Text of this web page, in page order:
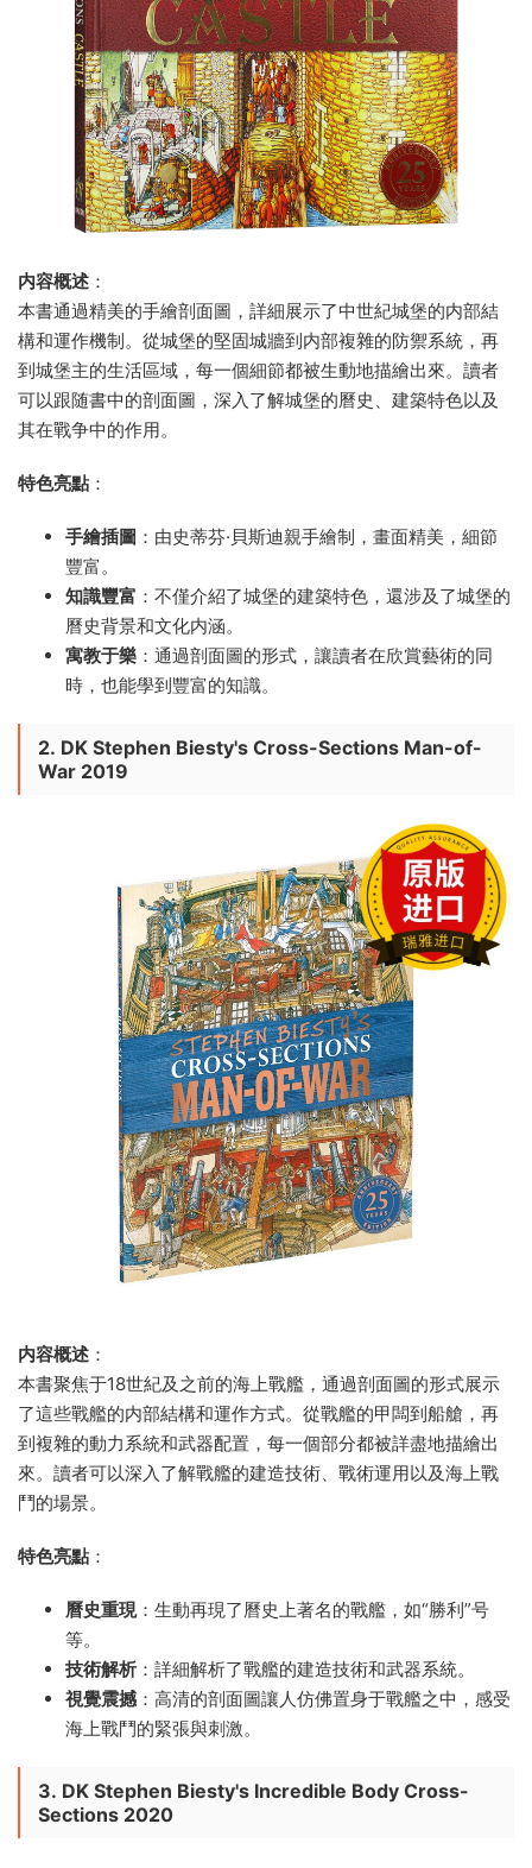
内容概述 ：
本書通過精美的手繪剖面圖，詳細展示了中世紀城堡的内部結
構和運作機制。從城堡的堅固城牆到内部複雜的防禦系統，再
到城堡主的生活區域，每一個細節都被生動地描繪出來。讀者
可以跟随書中的剖面圖，深入了解城堡的曆史、建築特色以及
其在戰争中的作用。
特色亮點 ：
手繪插圖 ：由史蒂芬·貝斯迪親手繪制，畫面精美，細節
豐富。
知識豐富 ：不僅介紹了城堡的建築特色，還涉及了城堡的
曆史背景和文化内涵。
寓教于樂 ：通過剖面圖的形式，讓讀者在欣賞藝術的同
時，也能學到豐富的知識。
2. DK Stephen Biesty's Cross-Sections Man-of-
War 2019
内容概述 ：
本書聚焦于18世紀及之前的海上戰艦，通過剖面圖的形式展示
了這些戰艦的内部結構和運作方式。從戰艦的甲闆到船艙，再
到複雜的動力系統和武器配置，每一個部分都被詳盡地描繪出
來。讀者可以深入了解戰艦的建造技術、戰術運用以及海上戰
鬥的場景。
特色亮點 ：
曆史重現：生動再現了曆史上著名的戰艦，如“勝利”号
等。
技術解析 ：詳細解析了戰艦的建造技術和武器系統。
視覺震撼 ：高清的剖面圖讓人仿佛置身于戰艦之中，感受
海上戰鬥的緊張與刺激。
3. DK Stephen Biesty's Incredible Body Cross-
Sections 2020